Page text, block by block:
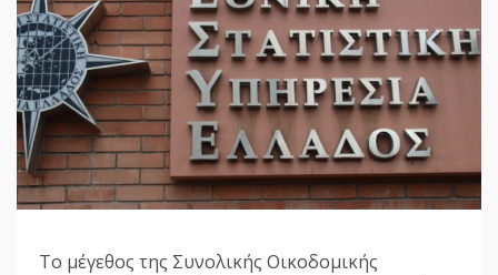
Το μέγεθος της Συνολικής Οικοδομικής